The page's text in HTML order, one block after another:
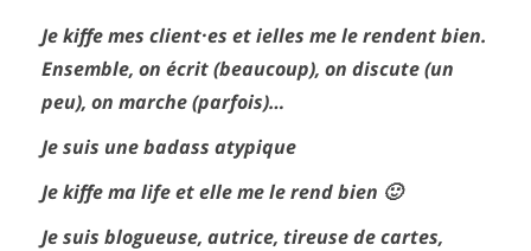
Je kiffe mes client·es et ielles me le rendent bien.
Ensemble, on écrit (beaucoup), on discute (un
peu), on marche (parfois)…
Je suis une badass atypique
Je kiffe ma life et elle me le rend bien 🙂
Je suis blogueuse, autrice, tireuse de cartes,